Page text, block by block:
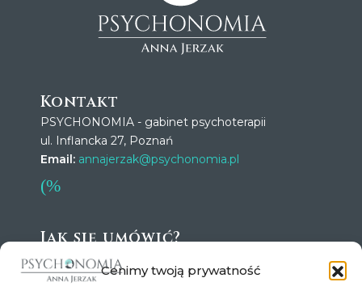
Cenimy twoją prywatność
Kontakt
PSYCHONOMIA - gabinet psychoterapii
ul. Inflancka 27, Poznań
Email: annajerzak@psychonomia.pl
Jak się umówić?
Wszystkie wizyty wymagają zapisów przez
kalendarz na Znanym Lekarzu lub drogą mailową: